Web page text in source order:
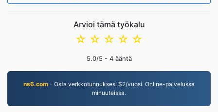
Arvioi tämä työkalu
☆
☆
☆
☆
☆
5.0/5 - 4ääntä
ns6.com - Osta verkkotunnuksesi $2/vuosi. Online-palvelussa
minuuteissa.